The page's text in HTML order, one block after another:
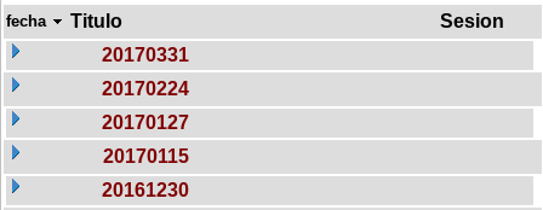
fecha Titulo
Sesion
20170331
20170224
20170127
20170115
20161230